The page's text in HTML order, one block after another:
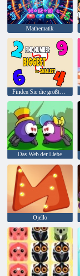
Mathematik
Das Web der Liebe
Ojello